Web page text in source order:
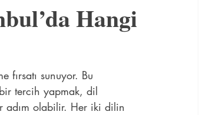
Hangi
fırsatı sunuyor. Bu
bir tercih yapmak, dil
adım olabilir. Her iki dilin